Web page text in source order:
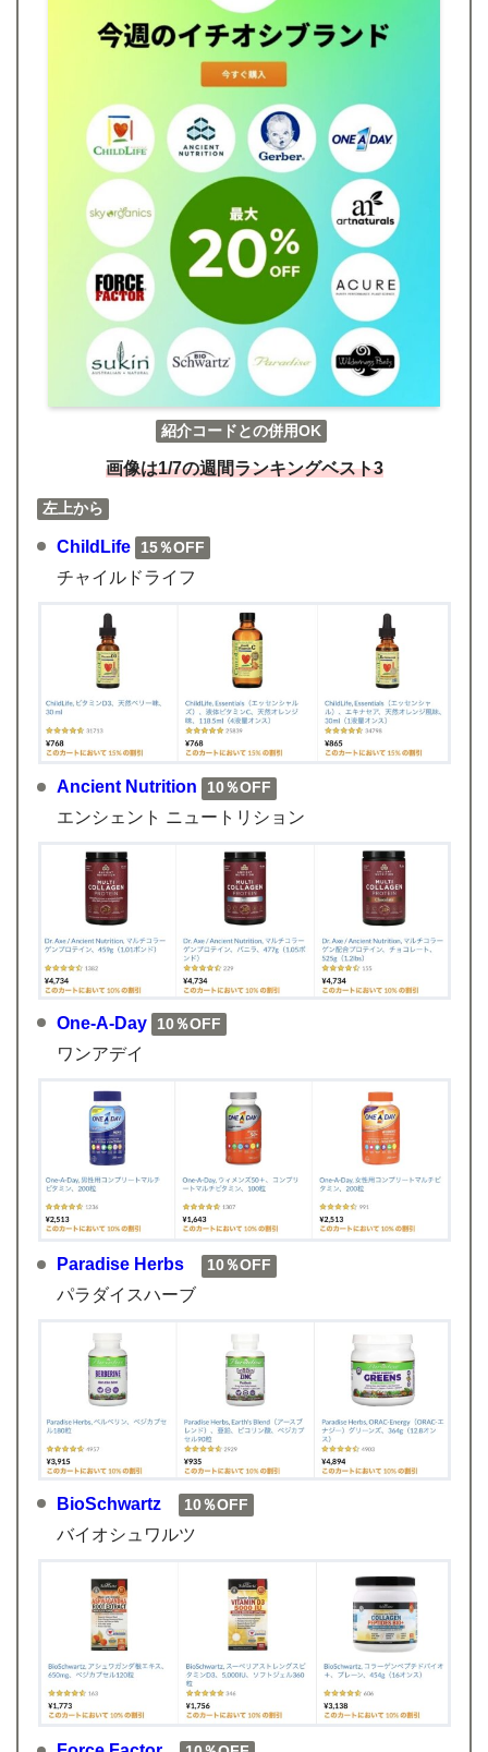
紹介コードとの併用OK
画像は1/7の週間ランキングベスト3
左上から
ChildLife 15％OFF
チャイルドライフ
Ancient Nutrition 10％OFF
エンシェント ニュートリション
One-A-Day 10％OFF
ワンアデイ
Paradise Herbs 10％OFF
パラダイスハーブ
BioSchwartz 10％OFF
バイオシュワルツ